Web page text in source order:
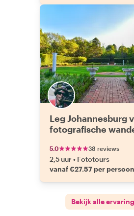
Leg Johannesburg
fotografische
5.0 38 reviews
2,5 uur • Fototours
vanaf €27.57 per persoon
Bekijk alle